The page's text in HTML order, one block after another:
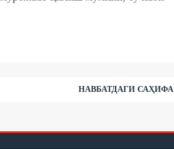
НАВБАТДАГИ САҲИФА